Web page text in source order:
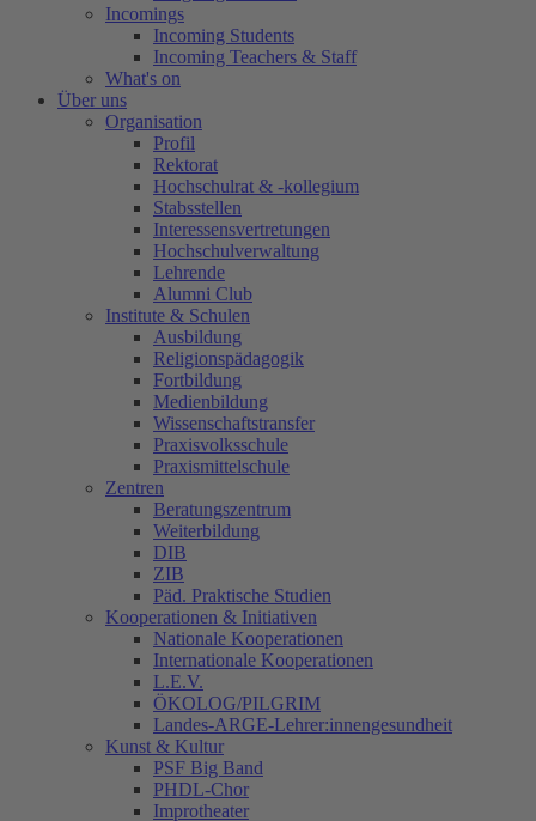
Incomings
Incoming Students
Incoming Teachers & Staff
What's on
Über uns
Organisation
Profil
Rektorat
Hochschulrat & -kollegium
Stabsstellen
Interessensvertretungen
Hochschulverwaltung
Lehrende
Alumni Club
Institute & Schulen
Ausbildung
Religionspädagogik
Fortbildung
Medienbildung
Wissenschaftstransfer
Praxisvolksschule
Praxismittelschule
Zentren
Beratungszentrum
Weiterbildung
DIB
ZIB
Päd. Praktische Studien
Kooperationen & Initiativen
Nationale Kooperationen
Internationale Kooperationen
L.E.V.
ÖKOLOG/PILGRIM
Landes-ARGE-Lehrer:innengesundheit
Kunst & Kultur
PSF Big Band
PHDL-Chor
Improtheater